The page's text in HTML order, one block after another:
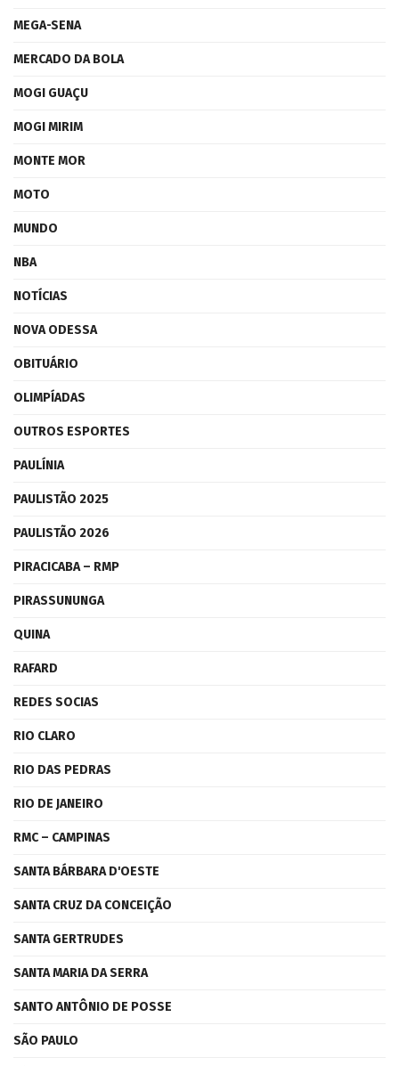
MEGA-SENA
MERCADO DA BOLA
MOGI GUAÇU
MOGI MIRIM
MONTE MOR
MOTO
MUNDO
NBA
NOTÍCIAS
NOVA ODESSA
OBITUÁRIO
OLIMPÍADAS
OUTROS ESPORTES
PAULÍNIA
PAULISTÃO 2025
PAULISTÃO 2026
PIRACICABA – RMP
PIRASSUNUNGA
QUINA
RAFARD
REDES SOCIAS
RIO CLARO
RIO DAS PEDRAS
RIO DE JANEIRO
RMC – CAMPINAS
SANTA BÁRBARA D'OESTE
SANTA CRUZ DA CONCEIÇÃO
SANTA GERTRUDES
SANTA MARIA DA SERRA
SANTO ANTÔNIO DE POSSE
SÃO PAULO